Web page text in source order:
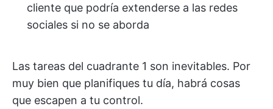
cliente que podría extenderse a las redes
sociales si no se aborda
Las tareas del cuadrante 1 son inevitables. Por
muy bien que planifiques tu día, habrá cosas
que escapen a tu control.